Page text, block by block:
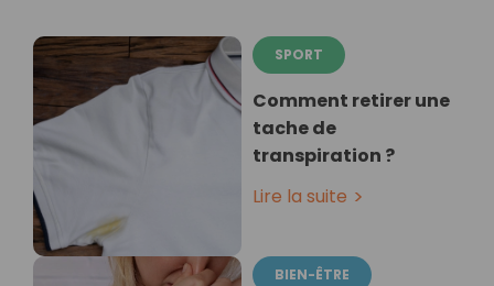
SPORT
Comment retirer une
tache de
transpiration ?
Lire la suite
BIEN-ÊTRE